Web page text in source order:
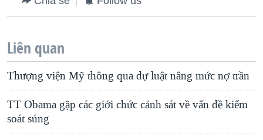
Liên quan
Thượng viện Mỹ thông qua dự luật nâng mức nợ trần
TT Obama gặp các giới chức cảnh sát về vấn đề kiểm
soát súng